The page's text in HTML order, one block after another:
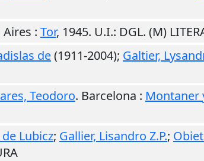
Aires : Tor, 1945. U.I.: DGL. (M)
de(1911-2004); Galtier,
Teodoro. Barcelona : Montaner
Lubicz; Gallier, Lisandro Z.P.;